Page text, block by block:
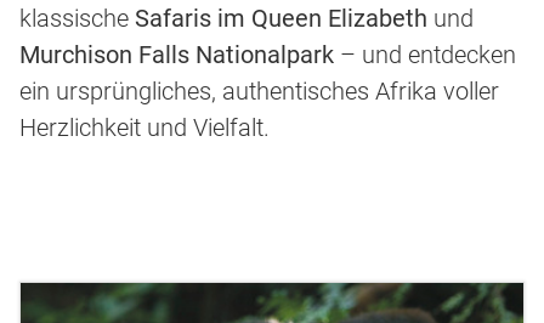
klassische Safaris im Queen Elizabeth und
Murchison Falls Nationalpark – und entdecken
ein ursprüngliches, authentisches Afrika voller
Herzlichkeit und Vielfalt.